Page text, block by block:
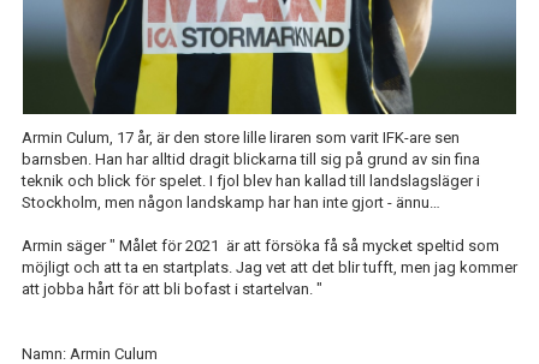
Armin Culum, 17 år, är den store lille liraren som varit IFK-are sen
barnsben. Han har alltid dragit blickarna till sig på grund av sin fina
teknik och blick för spelet. I fjol blev han kallad till landslagsläger i
Stockholm, men någon landskamp har han inte gjort - ännu…
Armin säger " Målet för 2021 är att försöka få så mycket speltid som
möjligt och att ta en startplats. Jag vet att det blir tufft, men jag kommer
att jobba hårt för att bli bofast i startelvan. "
Namn: Armin Culum